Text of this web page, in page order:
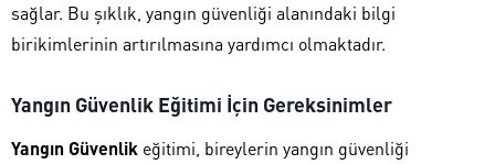
sağlar. Bu şıklık, yangın güvenliği alanındaki bilgi
birikimlerinin artırılmasına yardımcı olmaktadır.
Yangın Güvenlik Eğitimi İçin Gereksinimler
Yangın Güvenlik eğitimi, bireylerin yangın güvenliği